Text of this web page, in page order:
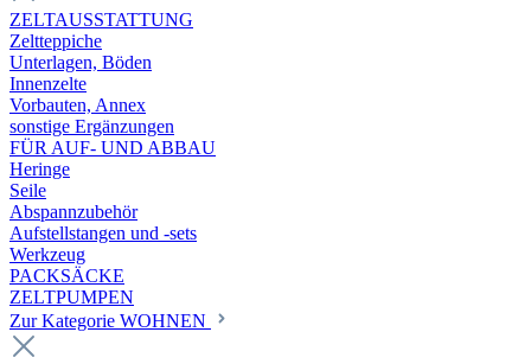
ZELTAUSSTATTUNG
Zeltteppiche
Unterlagen, Böden
Innenzelte
Vorbauten, Annex
sonstige Ergänzungen
FÜR AUF- UND ABBAU
Heringe
Seile
Abspannzubehör
Aufstellstangen und -sets
Werkzeug
PACKSÄCKE
ZELTPUMPEN
Zur Kategorie WOHNEN